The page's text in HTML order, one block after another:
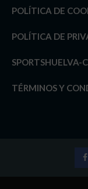
POLÍTICA DE
POLÍTICA DE
SPORTSHUELVA-
TÉRMINOS Y